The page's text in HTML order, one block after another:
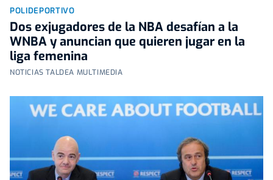
POLIDEPORTIVO
Dos exjugadores de la NBA desafían a la
WNBA y anuncian que quieren jugar en la
liga femenina
NOTICIAS TALDEA MULTIMEDIA